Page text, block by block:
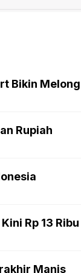
Bikin
Rupiah
Rp 13 Ribu
Manis